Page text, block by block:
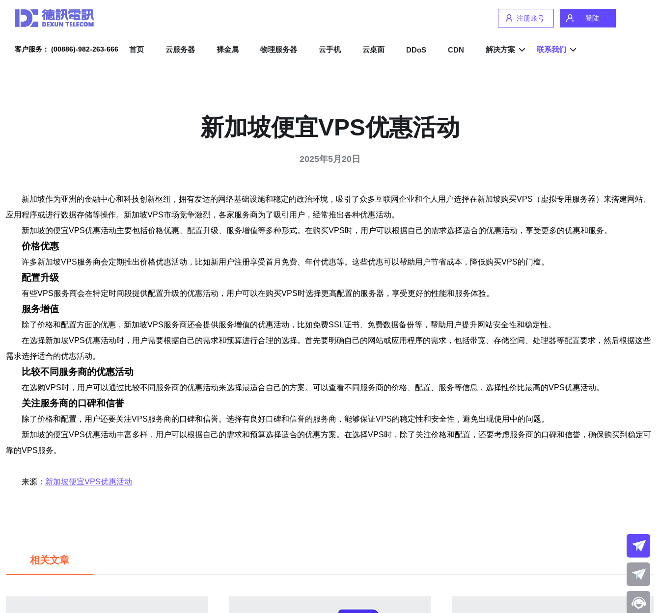
注册账号 登陆
客户服务： (00886)-982-263-666 首页 云服务器 裸金属 物理服务器 云手机 云桌面 DDoS CDN 解决方案 联系我们
新加坡便宜VPS优惠活动
2025年5月20日
新加坡作为亚洲的金融中心和科技创新枢纽，拥有发达的网络基础设施和稳定的政治环境，吸引了众多互联网企业和个人用户选择在新加坡购买VPS（虚拟专用服务器）来搭建网站、
应用程序或进行数据存储等操作。新加坡VPS市场竞争激烈，各家服务商为了吸引用户，经常推出各种优惠活动。
新加坡的便宜VPS优惠活动主要包括价格优惠、配置升级、服务增值等多种形式。在购买VPS时，用户可以根据自己的需求选择适合的优惠活动，享受更多的优惠和服务。
价格优惠
许多新加坡VPS服务商会定期推出价格优惠活动，比如新用户注册享受首月免费、年付优惠等。这些优惠可以帮助用户节省成本，降低购买VPS的门槛。
配置升级
有些VPS服务商会在特定时间段提供配置升级的优惠活动，用户可以在购买VPS时选择更高配置的服务器，享受更好的性能和服务体验。
服务增值
除了价格和配置方面的优惠，新加坡VPS服务商还会提供服务增值的优惠活动，比如免费SSL证书、免费数据备份等，帮助用户提升网站安全性和稳定性。
在选择新加坡VPS优惠活动时，用户需要根据自己的需求和预算进行合理的选择。首先要明确自己的网站或应用程序的需求，包括带宽、存储空间、处理器等配置要求，然后根据这些
需求选择适合的优惠活动。
比较不同服务商的优惠活动
在选购VPS时，用户可以通过比较不同服务商的优惠活动来选择最适合自己的方案。可以查看不同服务商的价格、配置、服务等信息，选择性价比最高的VPS优惠活动。
关注服务商的口碑和信誉
除了价格和配置，用户还要关注VPS服务商的口碑和信誉。选择有良好口碑和信誉的服务商，能够保证VPS的稳定性和安全性，避免出现使用中的问题。
新加坡的便宜VPS优惠活动丰富多样，用户可以根据自己的需求和预算选择适合的优惠方案。在选择VPS时，除了关注价格和配置，还要考虑服务商的口碑和信誉，确保购买到稳定可
靠的VPS服务。
来源： 新加坡便宜VPS优惠活动
相关文章